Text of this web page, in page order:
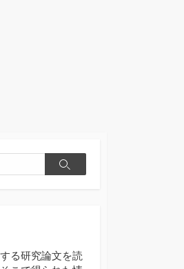
検
る研究論文を読